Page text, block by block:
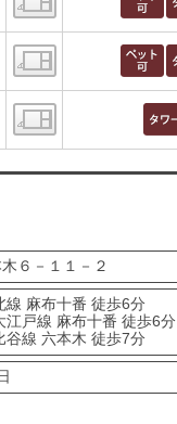
間取り表示
間取り表示
間取り表示
６－１１－２
線 麻布十番 徒歩6分
江戸線 麻布十番 徒歩6分
谷線 六本木 徒歩7分